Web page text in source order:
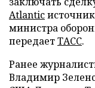
Atlantic
министра
передаетТАСС.
Ранее
Владимир